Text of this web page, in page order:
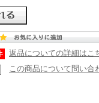
返品についての詳細はこ
この商品について問い合